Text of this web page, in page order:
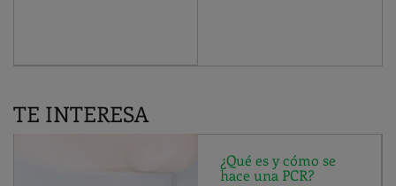
TE INTERESA
¿Qué es y cómo se
hace una PCR?